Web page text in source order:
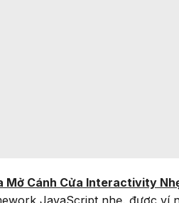
Mở Cánh Cửa Interactivity
JavaScript nhẹ, được ví